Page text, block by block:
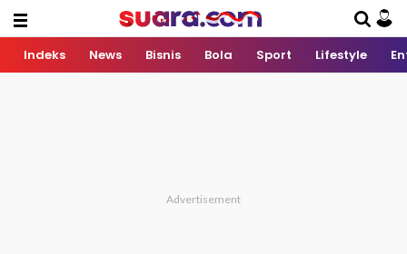
Indeks News Bisnis Bola Sport Lifestyle